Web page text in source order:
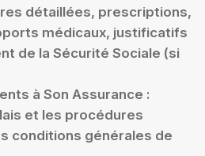
détaillées, prescriptions,
médicaux, justificatifs
de la Sécurité Sociale (si
à Son Assurance :
et les procédures
conditions générales de